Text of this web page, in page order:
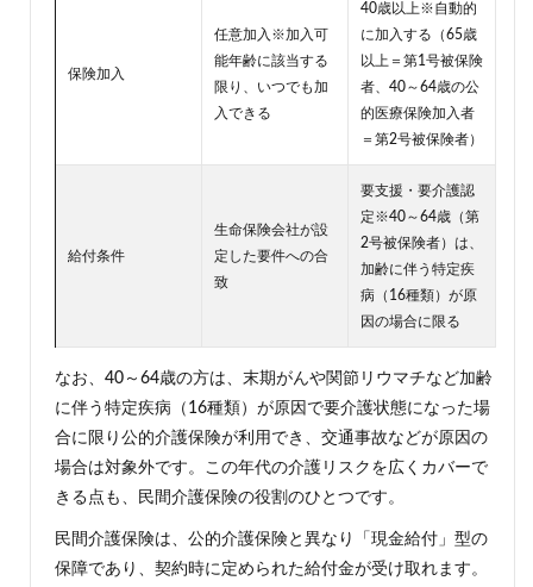
保険加入
任意加入※加入可
能年齢に該当する
限り、いつでも加
入できる
40歳以上※自動的
に加入する（65歳
以上＝第1号被保険
者、40～64歳の公
的医療保険加入者
＝第2号被保険者）
給付条件
生命保険会社が設
定した要件への合
致
要支援・要介護認
定※40～64歳（第
2号被保険者）は、
加齢に伴う特定疾
病（16種類）が原
因の場合に限る
なお、40～64歳の方は、末期がんや関節リウマチなど加齢
に伴う特定疾病（16種類）が原因で要介護状態になった場
合に限り公的介護保険が利用でき、交通事故などが原因の
場合は対象外です。この年代の介護リスクを広くカバーで
きる点も、民間介護保険の役割のひとつです。
民間介護保険は、公的介護保険と異なり「現金給付」型の
保障であり、契約時に定められた給付金が受け取れます。